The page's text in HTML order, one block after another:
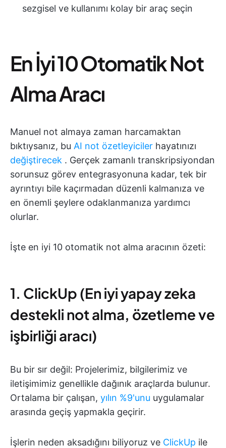
sezgisel ve kullanımı kolay bir araç seçin
En İyi 10 Otomatik Not
Alma Aracı
Manuel not almaya zaman harcamaktan
bıktıysanız, bu AI not özetleyiciler hayatınızı
değiştirecek . Gerçek zamanlı transkripsiyondan
sorunsuz görev entegrasyonuna kadar, tek bir
ayrıntıyı bile kaçırmadan düzenli kalmanıza ve
en önemli şeylere odaklanmanıza yardımcı
olurlar.
İşte en iyi 10 otomatik not alma aracının özeti:
1. ClickUp (En iyi yapay zeka
destekli not alma, özetleme ve
işbirliği aracı)
Bu bir sır değil: Projelerimiz, bilgilerimiz ve
iletişimimiz genellikle dağınık araçlarda bulunur.
Ortalama bir çalışan, yılın %9'unu uygulamalar
arasında geçiş yapmakla geçirir.
İşlerin neden aksadığını biliyoruz ve ClickUp ile